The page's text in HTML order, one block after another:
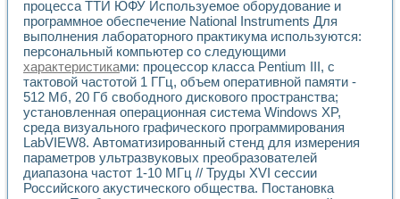
Измерительный контроль с применением
Моделирование надежности и эффективности систем
Лабораторные практикумы и учебные стенды
Автоматизация лабораторного стенда по измерению
Автоматизированные лабораторные комплексы для
Виртуальный прибор для исследования нелинейных
Использование виртуальных приборов в процесе
Использование программ ELECTRONICS WORKBENCH-
Лабораторный практикум по дисциплине «Цифровые
Лабораторный практикум по ИНС на основе LabVIEW
Лабораторный практикум по основам теории коммутации
Опыт использования NI LabVIEW для создания
процесса ТТИ ЮФУ Используемое оборудование и
программное обеспечение National Instruments Для
выполнения лабораторного практикума используются:
персональный компьютер со следующими
характеристиками: процессор класса Pentium III, с
тактовой частотой 1 ГГц, объем оперативной памяти -
512 Мб, 20 Гб свободного дискового пространства;
установленная операционная система Windows XP,
среда визуального графического программирования
LabVIEW8. Автоматизированный стенд для измерения
параметров ультразвуковых преобразователей
диапазона частот 1-10 МГц // Труды XVI сессии
Российского акустического общества. Постановка